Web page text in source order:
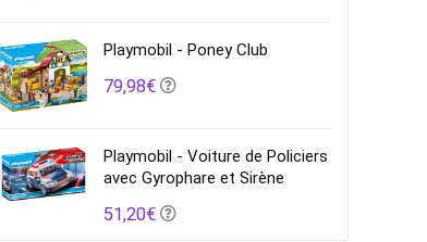
Playmobil - Poney Club
79,98€
Playmobil - Voiture de Policiers
avec Gyrophare et Sirène
51,20€